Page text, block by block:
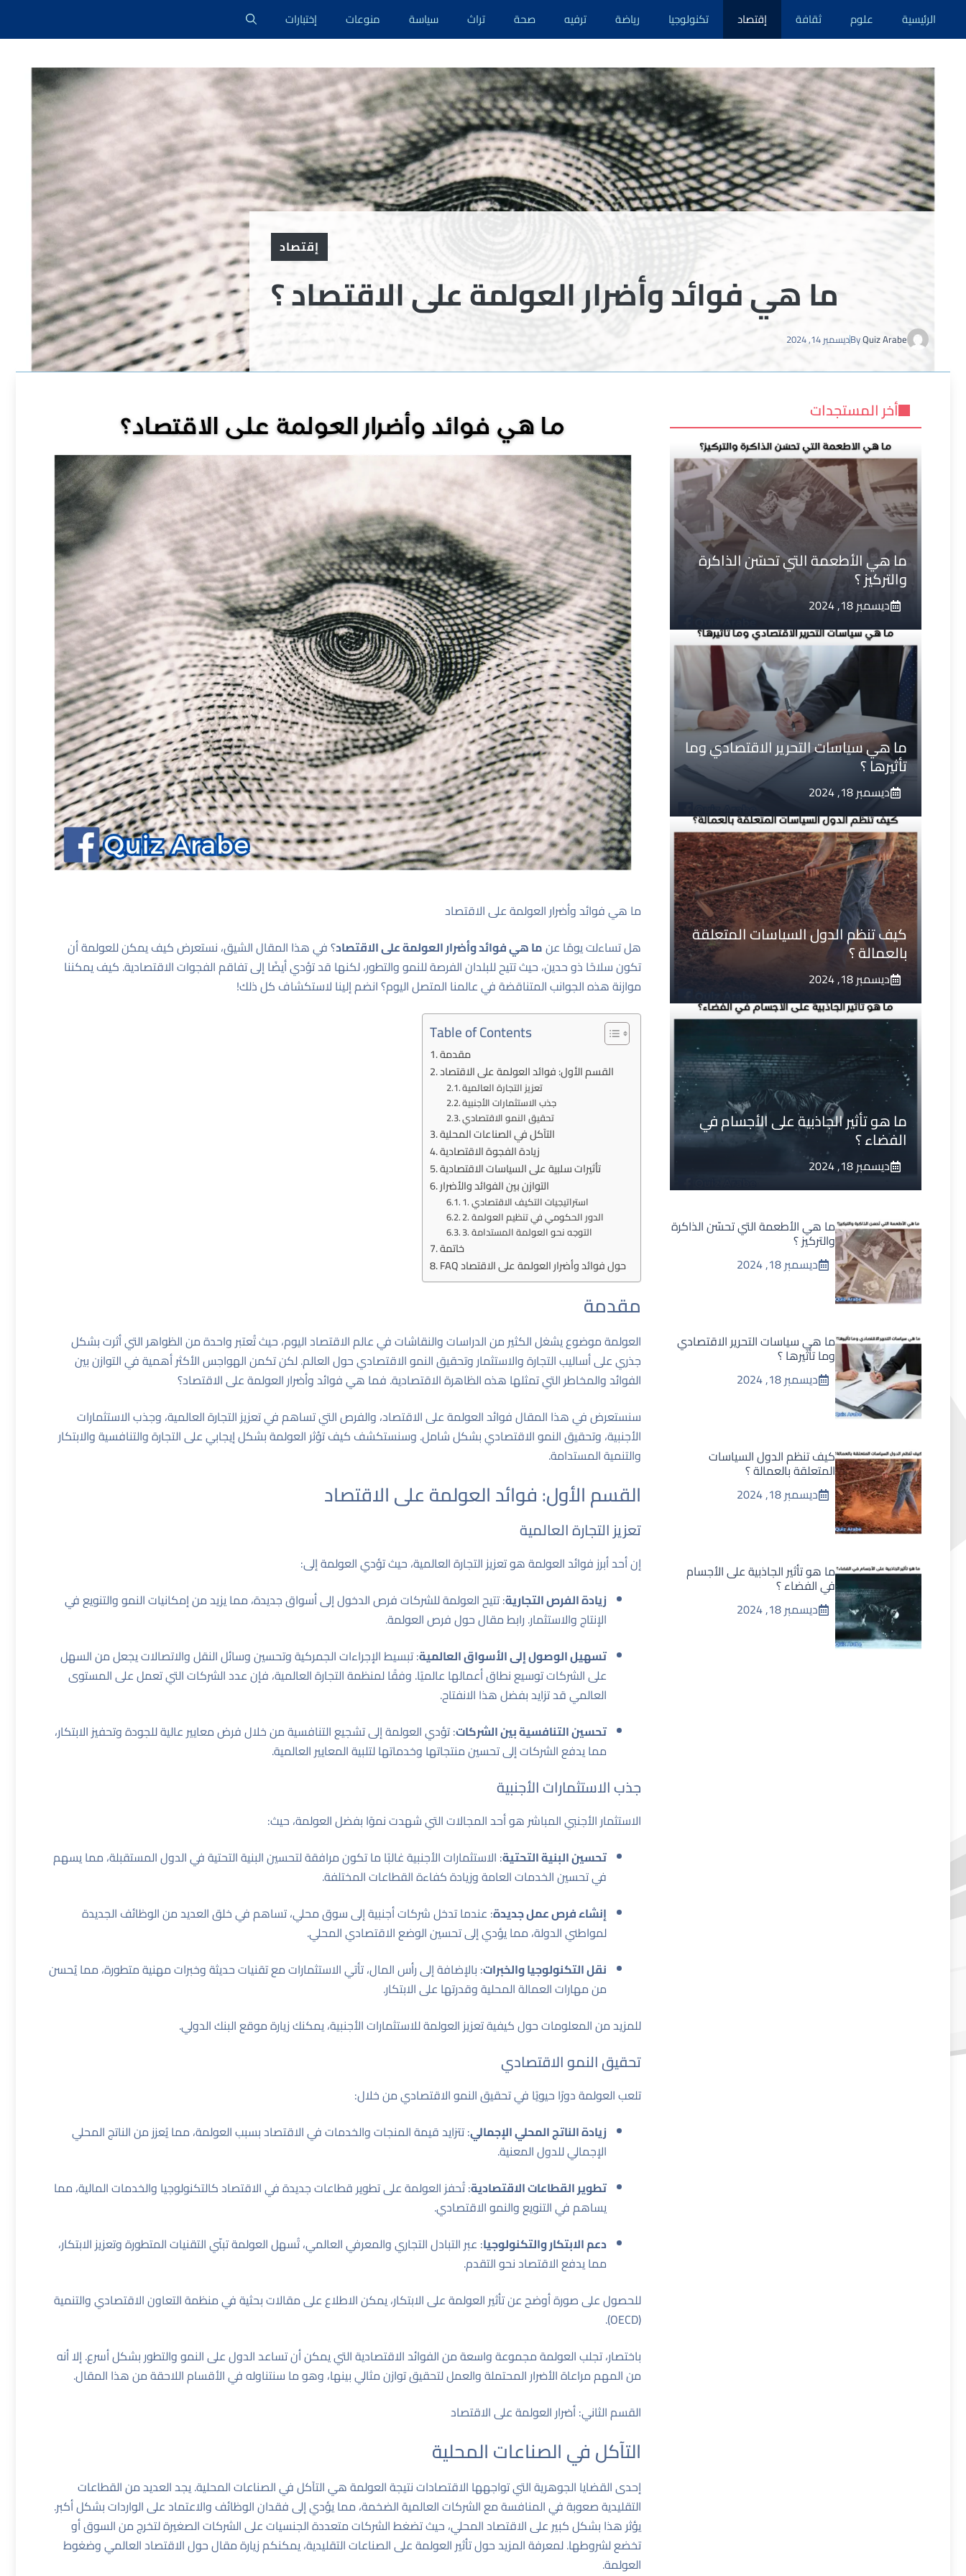
الرئيسية علوم ثقافة إقتصاد تكنولوجيا رياضة ترفيه صحة تراث سياسة منوعات إختبارات
إقتصاد
ما هي فوائد وأضرار العولمة على الاقتصاد ؟
ByQuiz Arabe ديسمبر 14, 2024
ما هي فوائد وأضرار العولمة على الاقتصاد
هل تساءلت يومًا عنما هي فوائد وأضرار العولمة على الاقتصاد؟ في هذا المقال الشيق، نستعرض كيف يمكن للعولمة أن
تكون سلاحًا ذو حدين، حيث تتيح للبلدان الفرصة للنمو والتطور، لكنها قد تؤدي أيضًا إلى تفاقم الفجوات الاقتصادية. كيف يمكننا
موازنة هذه الجوانب المتناقضة في عالمنا المتصل اليوم؟ انضم إلينا لاستكشاف كل ذلك!
Table of Contents
مقدمة
القسم الأول: فوائد العولمة على الاقتصاد
تعزيز التجارة العالمية
جذب الاستثمارات الأجنبية
تحقيق النمو الاقتصادي
التآكل في الصناعات المحلية
زيادة الفجوة الاقتصادية
تأثيرات سلبية على السياسات الاقتصادية
التوازن بين الفوائد والأضرار
1. استراتيجيات التكيف الاقتصادي
2. الدور الحكومي في تنظيم العولمة
3. التوجه نحو العولمة المستدامة
خاتمة
FAQ حول فوائد وأضرار العولمة على الاقتصاد
مقدمة
العولمة موضوع يشغل الكثير من الدراسات والنقاشات في عالم الاقتصاد اليوم، حيث تُعتبر واحدة من الظواهر التي أثرت بشكل
جذري على أساليب التجارة والاستثمار وتحقيق النمو الاقتصادي حول العالم. لكن تكمن الهواجس الأكثر أهمية في التوازن بين
الفوائد والمخاطر التي تمثلها هذه الظاهرة الاقتصادية. فما هي فوائد وأضرار العولمة على الاقتصاد؟
سنستعرض في هذا المقال فوائد العولمة على الاقتصاد، والفرص التي تساهم في تعزيز التجارة العالمية، وجذب الاستثمارات
الأجنبية، وتحقيق النمو الاقتصادي بشكل شامل. وسنستكشف كيف تؤثر العولمة بشكل إيجابي على التجارة والتنافسية والابتكار
والتنمية المستدامة.
القسم الأول: فوائد العولمة على الاقتصاد
تعزيز التجارة العالمية
إن أحد أبرز فوائد العولمة هو تعزيز التجارة العالمية، حيث تؤدي العولمة إلى:
زيادة الفرص التجارية: تتيح العولمة للشركات فرص الدخول إلى أسواق جديدة، مما يزيد من إمكانيات النمو والتنويع في
الإنتاج والاستثمار. رابط مقال حول فرص العولمة.
تسهيل الوصول إلى الأسواق العالمية: تبسيط الإجراءات الجمركية وتحسين وسائل النقل والاتصالات يجعل من السهل
على الشركات توسيع نطاق أعمالها عالميًا. وفقًا لمنظمة التجارة العالمية، فإن عدد الشركات التي تعمل على المستوى
العالمي قد تزايد بفضل هذا الانفتاح.
تحسين التنافسية بين الشركات: تؤدي العولمة إلى تشجيع التنافسية من خلال فرض معايير عالية للجودة وتحفيز الابتكار،
مما يدفع الشركات إلى تحسين منتجاتها وخدماتها لتلبية المعايير العالمية.
جذب الاستثمارات الأجنبية
الاستثمار الأجنبي المباشر هو أحد المجالات التي شهدت نموًا بفضل العولمة، حيث:
تحسين البنية التحتية: الاستثمارات الأجنبية غالبًا ما تكون مرافقة لتحسين البنية التحتية في الدول المستقبلة، مما يسهم
في تحسين الخدمات العامة وزيادة كفاءة القطاعات المختلفة.
إنشاء فرص عمل جديدة: عندما تدخل شركات أجنبية إلى سوق محلي، تساهم في خلق العديد من الوظائف الجديدة
لمواطني الدولة، مما يؤدي إلى تحسين الوضع الاقتصادي المحلي.
نقل التكنولوجيا والخبرات: بالإضافة إلى رأس المال، تأتي الاستثمارات مع تقنيات حديثة وخبرات مهنية متطورة، مما يُحسن
من مهارات العمالة المحلية وقدرتها على الابتكار.
للمزيد من المعلومات حول كيفية تعزيز العولمة للاستثمارات الأجنبية، يمكنك زيارةموقع البنك الدولي.
تحقيق النمو الاقتصادي
تلعب العولمة دورًا حيويًا في تحقيق النمو الاقتصادي من خلال:
زيادة الناتج المحلي الإجمالي: تتزايد قيمة المنجات والخدمات في الاقتصاد بسبب العولمة، مما يُعزز من الناتج المحلي
الإجمالي للدول المعنية.
تطوير القطاعات الاقتصادية: تُحفز العولمة على تطوير قطاعات جديدة في الاقتصاد كالتكنولوجيا والخدمات المالية، مما
يساهم في التنويع والنمو الاقتصادي.
دعم الابتكار والتكنولوجيا: عبر التبادل التجاري والمعرفي العالمي، تُسهل العولمة تبنّي التقنيات المتطورة وتعزيز الابتكار،
مما يدفع الاقتصاد نحو التقدم.
للحصول على صورة أوضح عن تأثير العولمة على الابتكار، يمكن الاطلاع على مقالات بحثية فيمنظمة التعاون الاقتصادي والتنمية
(OECD)
.
باختصار، تجلب العولمة مجموعة واسعة من الفوائد الاقتصادية التي يمكن أن تساعد الدول على النمو والتطور بشكل أسرع. إلا أنه
من المهم مراعاة الأضرار المحتملة والعمل لتحقيق توازن مثالي بينها، وهو ما سنتناوله في الأقسام اللاحقة من هذا المقال.
القسم الثاني: أضرار العولمة على الاقتصاد
التآكل في الصناعات المحلية
إحدى القضايا الجوهرية التي تواجهها الاقتصادات نتيجة العولمة هي التآكل في الصناعات المحلية. يجد العديد من القطاعات
التقليدية صعوبة في المنافسة مع الشركات العالمية الضخمة، مما يؤدي إلى فقدان الوظائف والاعتماد على الواردات بشكل أكبر.
يؤثر هذا بشكل كبير على الاقتصاد المحلي، حيث تضغط الشركات متعددة الجنسيات على الشركات الصغيرة لتخرج من السوق أو
تخضع لشروطها. لمعرفة المزيد حول تأثير العولمة على الصناعات التقليدية، يمكنكم زيارةمقال حول الاقتصاد العالمي وضغوط
العولمة.
أخر المستجدات
ما هي الأطعمة التي تحسّن الذاكرة
والتركيز ؟
ديسمبر 18, 2024
ما هي سياسات التحرير الاقتصادي وما
تأثيرها ؟
ديسمبر 18, 2024
كيف تنظم الدول السياسات المتعلقة
بالعمالة ؟
ديسمبر 18, 2024
ما هو تأثير الجاذبية على الأجسام في
الفضاء ؟
ديسمبر 18, 2024
ما هي الأطعمة التي تحسّن الذاكرة
والتركيز ؟
ديسمبر 18, 2024
ما هي سياسات التحرير الاقتصادي
وما تأثيرها ؟
ديسمبر 18, 2024
كيف تنظم الدول السياسات
المتعلقة بالعمالة ؟
ديسمبر 18, 2024
ما هو تأثير الجاذبية على الأجسام
في الفضاء ؟
ديسمبر 18, 2024